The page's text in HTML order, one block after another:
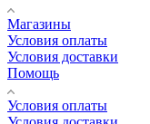
Магазины
Условия оплаты
Условия доставки
Помощь
Условия оплаты